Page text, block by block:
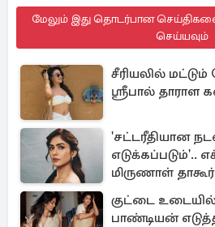
மேலும் இது தொடர்பான
செய்யவும்
சீரியலில்
ஸ்ரீபால் தாராள
'சட்டரீதியான
எடுக்கப்படும்'..
மிருணாள் தாகூர்
குட்டை உடையில்
பாண்டியன்